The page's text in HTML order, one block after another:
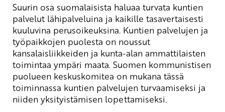
Suurin osa suomalaisista haluaa turvata kuntien
palvelut lähipalveluina ja kaikille tasavertaisesti
kuuluvina perusoikeuksina. Kuntien palvelujen ja
työpaikkojen puolesta on noussut
kansalaisliikkeiden ja kunta-alan ammattilaisten
toimintaa ympäri maata. Suomen kommunistisen
puolueen keskuskomitea on mukana tässä
toiminnassa kuntien palvelujen turvaamiseksi ja
niiden yksityistämisen lopettamiseksi.